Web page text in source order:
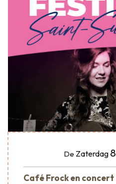
De Zaterdag 8
Café Frock en concert